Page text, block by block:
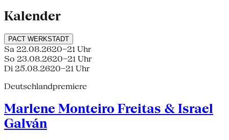
Kalender
PACT WERKSTADT
Sa 22.08.2620–21 Uhr
So 23.08.2620–21 Uhr
Di 25.08.2620–21 Uhr
Deutschlandpremiere
Marlene Monteiro Freitas & Israel
Galván